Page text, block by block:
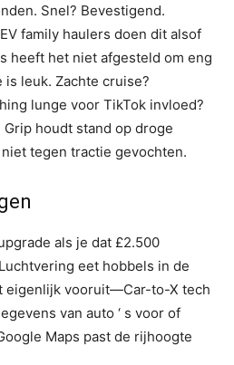
Snel? Bevestigend.
family haulers doen dit alsof
heeft het niet afgesteld om eng
leuk. Zachte cruise?
lunge voor TikTok invloed?
houdt stand op droge
tegen tractie gevochten.
als je dat £2.500
eet hobbels in de
eigenlijk vooruit—Car-to-X tech
van auto ‘ s voor of
Maps past de rijhoogte